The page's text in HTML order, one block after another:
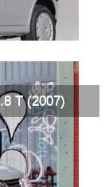
T (2007)